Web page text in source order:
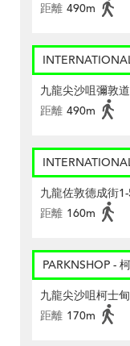
距離 490m
九龍尖沙咀彌敦
距離 490m
九龍佐敦德成街
距離 160m
PARKNSHOP -
九龍尖沙咀柯士
距離 170m